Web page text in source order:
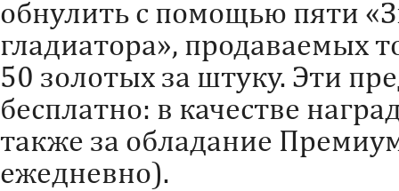
обнулить с помощью пяти
гладиатора», продаваемых
50 золотых за штуку. Эти
бесплатно: в качестве
также за обладание
ежедневно).